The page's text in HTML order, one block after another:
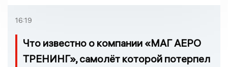
16:19
Что известно о компании «МАГ АЕРО
ТРЕНИНГ», самолёт которой потерпел